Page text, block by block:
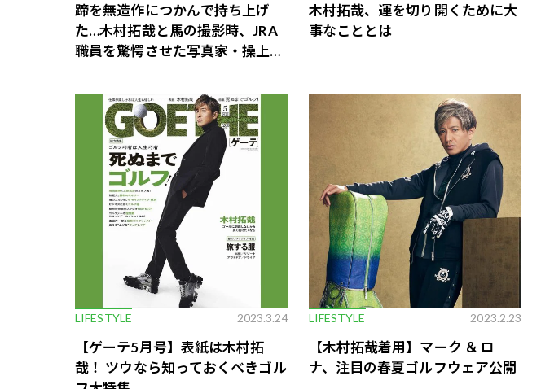
蹄を無造作につかんで持ち上げ
た…木村拓哉と馬の撮影時、JRA
職員を驚愕させた写真家・操上和
木村拓哉、運を切り開くために大
事なこととは
LIFESTYLE 2023.3.24
【ゲーテ5月号】表紙は木村拓
哉！ ツウなら知っておくべきゴル
LIFESTYLE 2023.2.23
【木村拓哉着用】マーク ＆ ロ
ナ、注目の春夏ゴルフウェア公開